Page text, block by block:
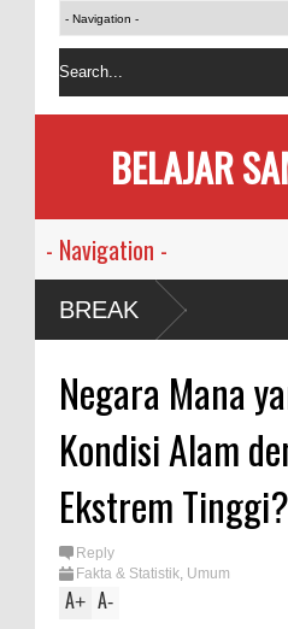
BELAJAR
BREAK
Negara Mana
Kondisi Alam
Ekstrem Tinggi?
Reply
Fakta & Statistik, Umum
A+ A-